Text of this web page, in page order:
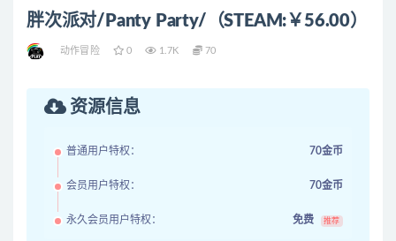
胖次派对/Panty Party/（STEAM:￥56.00）
动作冒险 0 1.7K 70
资源信息
普通用户特权： 70金币
会员用户特权： 70金币
永久会员用户特权： 免费 推荐